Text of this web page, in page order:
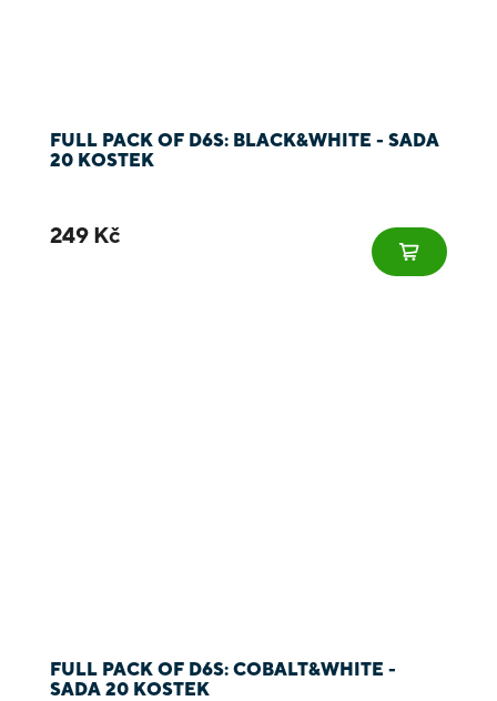
FULL PACK OF D6S: BLACK&WHITE - SADA
20 KOSTEK
249 Kč
FULL PACK OF D6S: COBALT&WHITE -
SADA 20 KOSTEK